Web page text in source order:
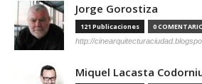
Jorge Gorostiza
121 Publicaciones 0
http://
Miquel Lacasta